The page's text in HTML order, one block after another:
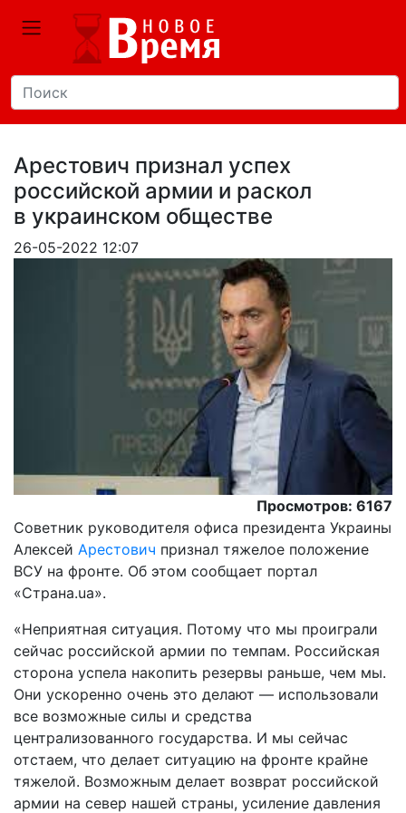
Арестович признал успех
российской армии и раскол
в украинском обществе
26-05-2022 12:07
Просмотров: 6167
Советник руководителя офиса президента Украины
Алексей Арестович признал тяжелое положение
ВСУ на фронте. Об этом сообщает портал
«Страна.ua».
«Неприятная ситуация. Потому что мы проиграли
сейчас российской армии по темпам. Российская
сторона успела накопить резервы раньше, чем мы.
Они ускоренно очень это делают — использовали
все возможные силы и средства
централизованного государства. И мы сейчас
отстаем, что делает ситуацию на фронте крайне
тяжелой. Возможным делает возврат российской
армии на север нашей страны, усиление давления